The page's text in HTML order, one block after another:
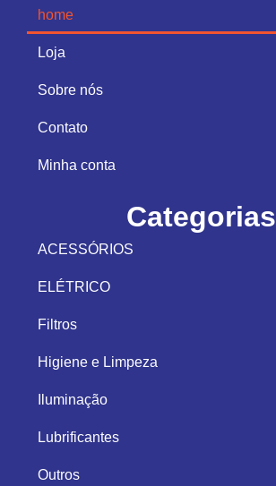
home
Loja
Sobre nós
Contato
Minha conta
Categorias
ACESSÓRIOS
ELÉTRICO
Filtros
Higiene e Limpeza
Iluminação
Lubrificantes
Outros